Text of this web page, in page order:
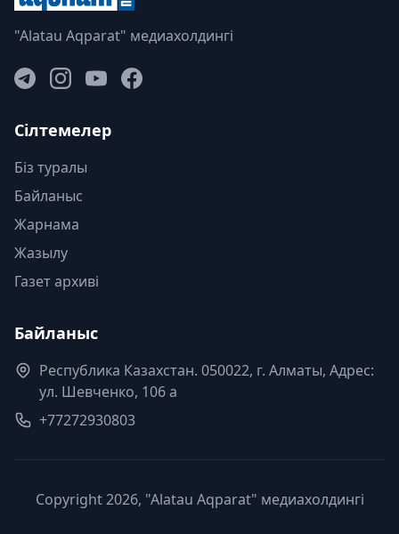
"Alatau Aqparat" медиахолдингі
Сілтемелер
Біз туралы
Байланыс
Жарнама
Жазылу
Газет архиві
Байланыс
Республика Казахстан. 050022, г. Алматы, Адрес:
ул. Шевченко, 106 а
+77272930803
Copyright 2026, "Alatau Aqparat" медиахолдингі